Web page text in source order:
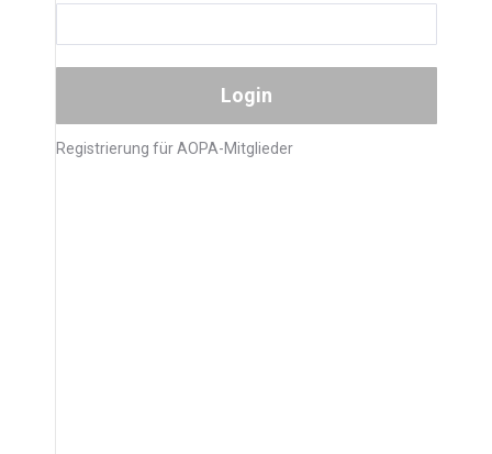
Registrierung für AOPA-Mitglieder